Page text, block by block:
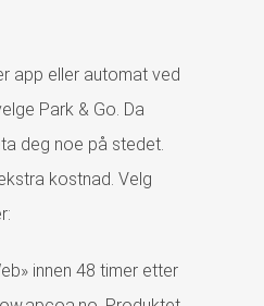
app eller automat ved
Park & Go. Da
deg noe på stedet.
kostnad. Velg
innen 48 timer etter